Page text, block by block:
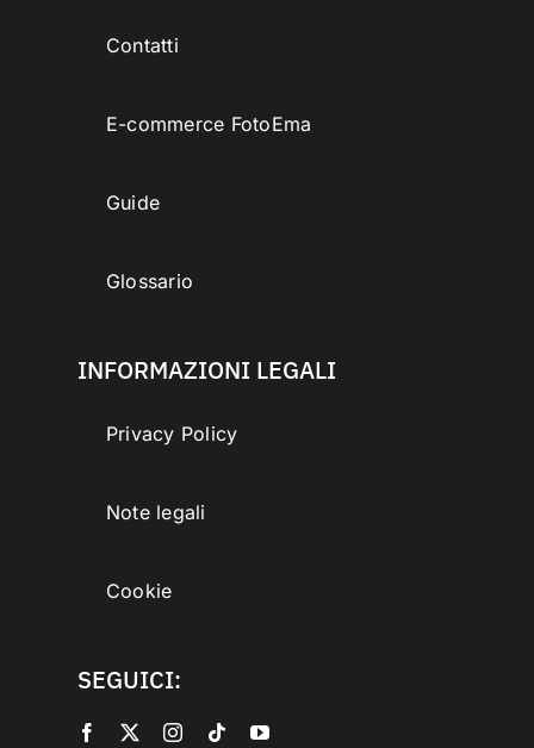
Contatti
E-commerce FotoEma
Guide
Glossario
INFORMAZIONI LEGALI
Privacy Policy
Note legali
Cookie
SEGUICI: